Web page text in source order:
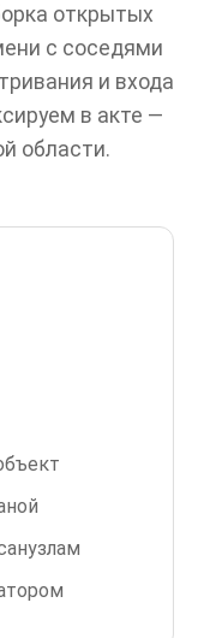
открытых
с соседями
и входа
в акте —
области.